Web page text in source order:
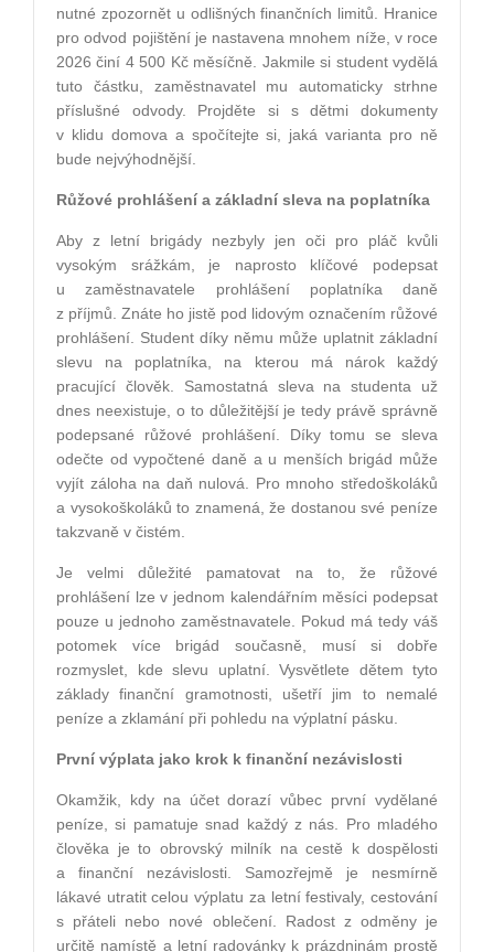
nutné zpozornět u odlišných finančních limitů. Hranice
pro odvod pojištění je nastavena mnohem níže, v roce
2026 činí 4 500 Kč měsíčně. Jakmile si student vydělá
tuto částku, zaměstnavatel mu automaticky strhne
příslušné odvody. Projděte si s dětmi dokumenty
v klidu domova a spočítejte si, jaká varianta pro ně
bude nejvýhodnější.
Růžové prohlášení a základní sleva na poplatníka
Aby z letní brigády nezbyly jen oči pro pláč kvůli
vysokým srážkám, je naprosto klíčové podepsat
u zaměstnavatele prohlášení poplatníka daně
z příjmů. Znáte ho jistě pod lidovým označením růžové
prohlášení. Student díky němu může uplatnit základní
slevu na poplatníka, na kterou má nárok každý
pracující člověk. Samostatná sleva na studenta už
dnes neexistuje, o to důležitější je tedy právě správně
podepsané růžové prohlášení. Díky tomu se sleva
odečte od vypočtené daně a u menších brigád může
vyjít záloha na daň nulová. Pro mnoho středoškoláků
a vysokoškoláků to znamená, že dostanou své peníze
takzvaně v čistém.
Je velmi důležité pamatovat na to, že růžové
prohlášení lze v jednom kalendářním měsíci podepsat
pouze u jednoho zaměstnavatele. Pokud má tedy váš
potomek více brigád současně, musí si dobře
rozmyslet, kde slevu uplatní. Vysvětlete dětem tyto
základy finanční gramotnosti, ušetří jim to nemalé
peníze a zklamání při pohledu na výplatní pásku.
První výplata jako krok k finanční nezávislosti
Okamžik, kdy na účet dorazí vůbec první vydělané
peníze, si pamatuje snad každý z nás. Pro mladého
člověka je to obrovský milník na cestě k dospělosti
a finanční nezávislosti. Samozřejmě je nesmírně
lákavé utratit celou výplatu za letní festivaly, cestování
s přáteli nebo nové oblečení. Radost z odměny je
určitě namístě a letní radovánky k prázdninám prostě